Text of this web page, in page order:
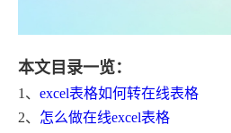
本文目录一览：
1、 excel表格如何转在线表格
2、 怎么做在线excel表格